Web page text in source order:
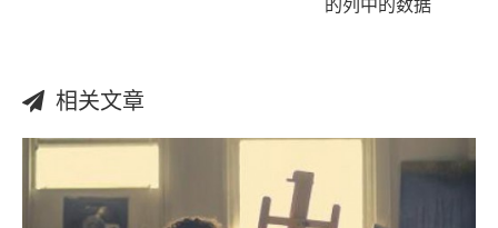
相关文章